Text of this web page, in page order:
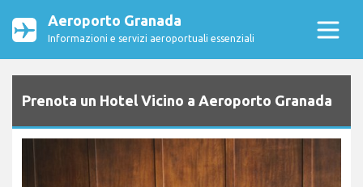
Aeroporto Granada
Informazioni e servizi aeroportuali essenziali
Prenota un Hotel Vicino a Aeroporto Granada